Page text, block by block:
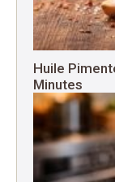
Huile
Minutes